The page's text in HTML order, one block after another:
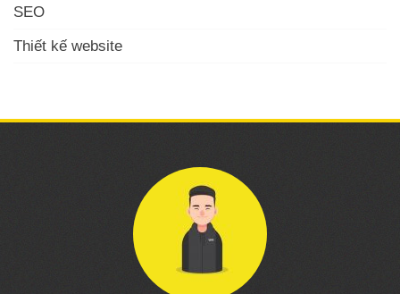
SEO
Thiết kế website